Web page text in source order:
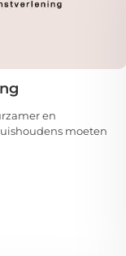
en
moeten